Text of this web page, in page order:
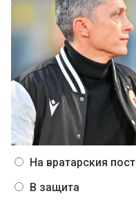
На вратарския пост
В защита